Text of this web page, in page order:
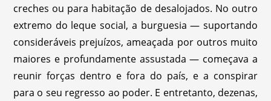
creches ou para habitação de desalojados. No outro
extremo do leque social, a burguesia — suportando
consideráveis prejuízos, ameaçada por outros muito
maiores e profundamente assustada — começava a
reunir forças dentro e fora do país, e a conspirar
para o seu regresso ao poder. E entretanto, dezenas,